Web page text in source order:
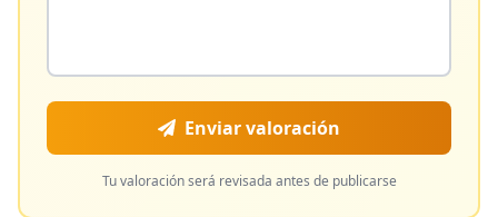
Enviar valoración
Tu valoración será revisada antes de publicarse